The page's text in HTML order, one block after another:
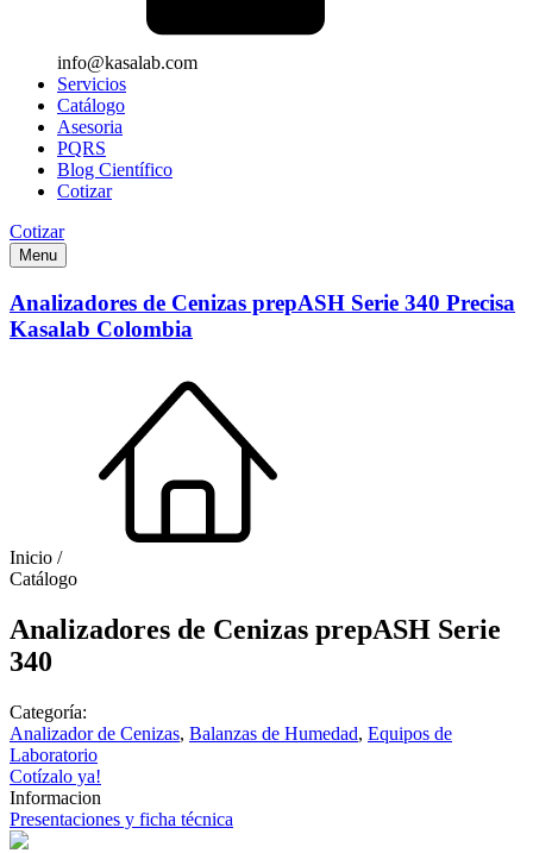
info@kasalab.com
Servicios
Catálogo
Asesoria
PQRS
Blog Científico
Cotizar
Cotizar
Menu
Analizadores de Cenizas prepASH Serie 340 Precisa
Kasalab Colombia
Inicio /
Catálogo
Analizadores de Cenizas prepASH Serie
340
Categoría:
Analizador de Cenizas, Balanzas de Humedad, Equipos de
Laboratorio
Cotízalo ya!
Informacion
Presentaciones y ficha técnica